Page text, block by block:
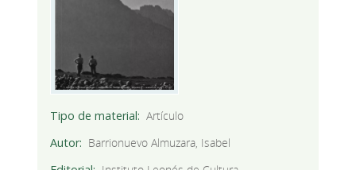
Tipo de material
Artículo
Autor
Barrionuevo Almuzara, Isabel